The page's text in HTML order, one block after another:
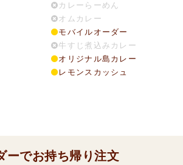
カレーらーめん
オムカレー
モバイルオーダー
牛すじ煮込みカレー
オリジナル島カレー
レモンスカッシュ
ーでお持ち帰り注文